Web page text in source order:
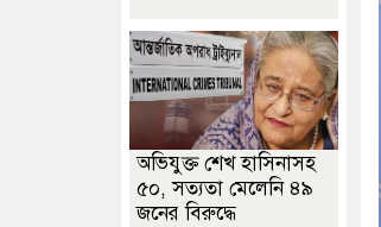
অভিযুক্ত শেখ হাসিনাসহ
৫০, সত্যতা মেলেনি ৪৯
জনের বিরুদ্ধে